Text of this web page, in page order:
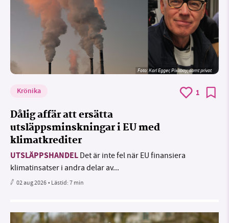
Foto:Karl Egger, Pixabay, samt privat
Krönika 1
Dålig affär att ersätta
utsläppsminskningar i EU med
klimatkrediter
UTSLÄPPSHANDEL Det är inte fel när EU finansiera
klimatinsatser i andra delar av...
02 aug 2026• Lästid:7 min